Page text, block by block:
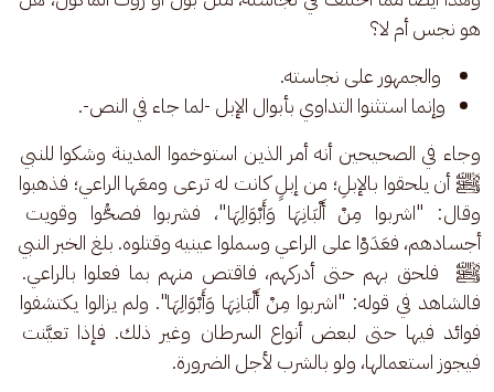
هو نجس أم لا؟
والجمهور على نجاسته.
وإنما استثنوا التداوي بأبوال الإبل -لما جاء في النص-.
وجاء في الصحيحين أنه أمر الذين استوخموا المدينة وشكوا للنبي
ﷺ أن يلحقوا بالإبلِ؛ من إبلٍ كانت له ترعى ومعَها الراعي؛ فذهبوا
وقال: "اشربوا مِنْ أَلْبَانِهَا وَأَبْوَالِهَا"، فشربوا فصحُّوا وقويت
أجسادهم، فعَدَوْا على الراعي وسملوا عينيه وقتلوه. بلغ الخبر النبي
ﷺ  فلحق بهم حتى أدركهم، فاقتص منهم بما فعلوا بالراعي.
فالشاهد في قوله: "اشربوا مِنْ أَلْبَانِهَا وَأَبْوَالِهَا". ولم يزالوا يكتشفوا
فوائد فيها حتى لبعض أنواع السرطان وغير ذلك. فإذا تعيَّنت
فيجوز استعمالها، ولو بالشرب لأجل الضرورة.